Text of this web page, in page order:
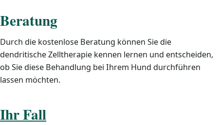
Beratung
Durch die kostenlose Beratung können Sie die
dendritische Zelltherapie kennen lernen und entscheiden,
ob Sie diese Behandlung bei Ihrem Hund durchführen
lassen möchten.
Ihr Fall